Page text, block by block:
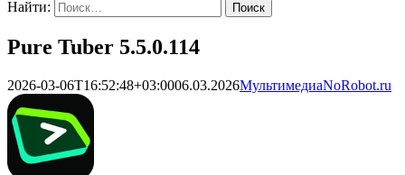
Найти:
Pure Tuber 5.5.0.114
2026-03-06T16:52:48+03:0006.03.2026МультимедиаNoRobot.ru